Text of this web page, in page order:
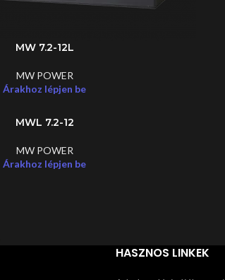
MW 7.2-12L
MW POWER
Árakhoz lépjen be
MWL 7.2-12
MW POWER
Árakhoz lépjen be
HASZNOS LINKEK